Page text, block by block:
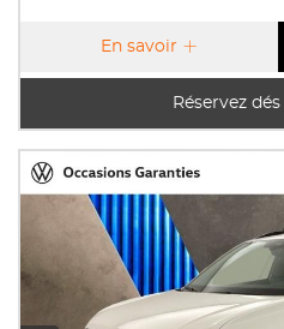
Réservez
En savoir